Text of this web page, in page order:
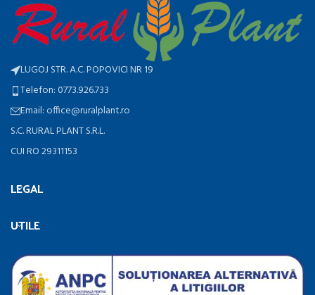
LUGOJ STR. A.C. POPOVICI NR 19
Telefon: 0773.926.733
Email: office@ruralplant.ro
S.C. RURAL PLANT S.R.L.
CUI RO 29311153
LEGAL
UTILE